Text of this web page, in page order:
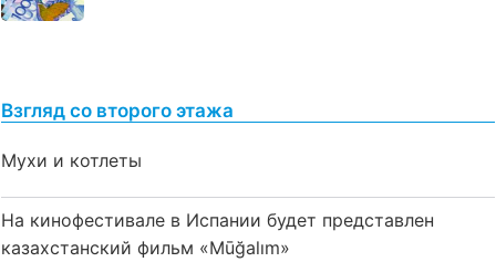
Взгляд со второго этажа
Мухи и котлеты
На кинофестивале в Испании будет представлен
казахстанский фильм «Mūğalım»